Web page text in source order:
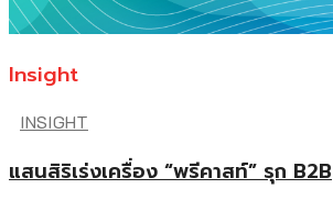
Insight
INSIGHT
แสนสิริเร่งเครื่อง “พรีคาสท์” รุก B2B